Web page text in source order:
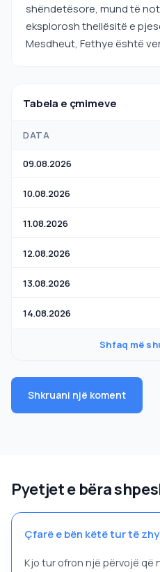
shëndetësore, mund të
eksplorosh thellësitë e
Mesdheut, Fethye është
Tabela e çmimeve
DATA
09.08.2026
10.08.2026
11.08.2026
12.08.2026
13.08.2026
14.08.2026
Shfaq më
Shkruani një koment
Pyetjet e bëra
Çfarë e bën këtë tur të
Kjo tur ofron një përvojë që